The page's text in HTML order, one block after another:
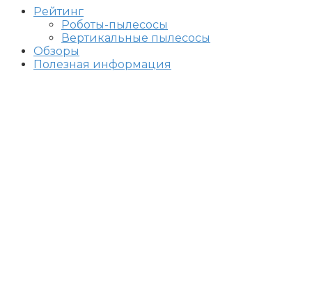
Рейтинг
Роботы-пылесосы
Вертикальные пылесосы
Обзоры
Полезная информация